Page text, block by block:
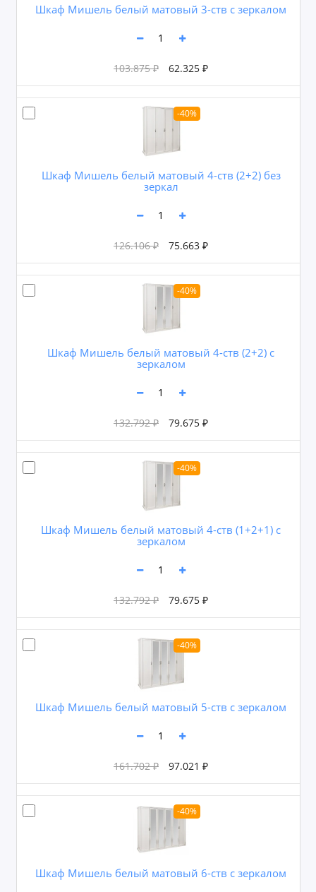
Шкаф Мишель белый матовый 3-ств с зеркалом
103.875 ₽ 62.325 ₽
-40%
Шкаф Мишель белый матовый 4-ств (2+2) без
зеркал
126.106 ₽ 75.663 ₽
-40%
Шкаф Мишель белый матовый 4-ств (2+2) с
зеркалом
132.792 ₽ 79.675 ₽
-40%
Шкаф Мишель белый матовый 4-ств (1+2+1) с
зеркалом
132.792 ₽ 79.675 ₽
-40%
Шкаф Мишель белый матовый 5-ств с зеркалом
161.702 ₽ 97.021 ₽
-40%
Шкаф Мишель белый матовый 6-ств с зеркалом